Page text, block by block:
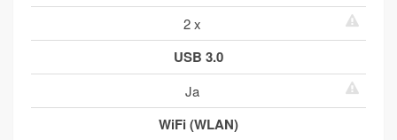
2 x
USB 3.0
Ja
WiFi (WLAN)